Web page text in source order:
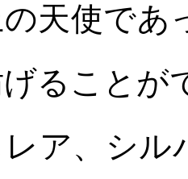
天使であ
ることが
ア、シル